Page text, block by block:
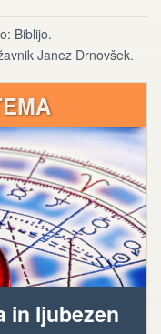
Biblijo.
Janez Drnovšek.
in ljubezen